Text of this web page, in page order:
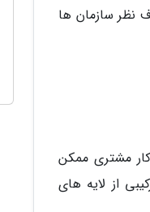
نظر سازمان ها
مشتری ممکن
از لایه های